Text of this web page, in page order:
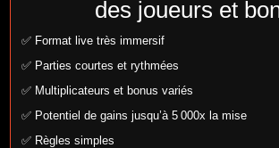
des joueurs et
✅ Format live très immersif
✅ Parties courtes et rythmées
✅ Multiplicateurs et bonus variés
✅ Potentiel de gains jusqu’à 5 000x la mise
✅ Règles simples